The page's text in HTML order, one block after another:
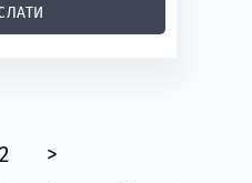
2 >